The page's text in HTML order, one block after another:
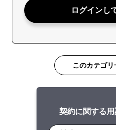
ログインし
このカテゴリ
契約に関する